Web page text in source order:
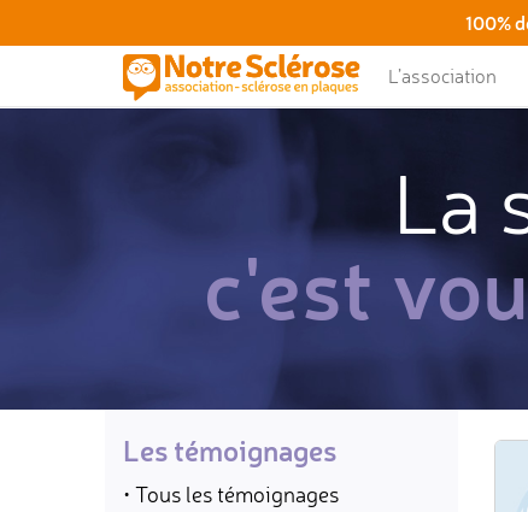
100%
L’association
La
c'est
Les témoignages
• Tous les témoignages